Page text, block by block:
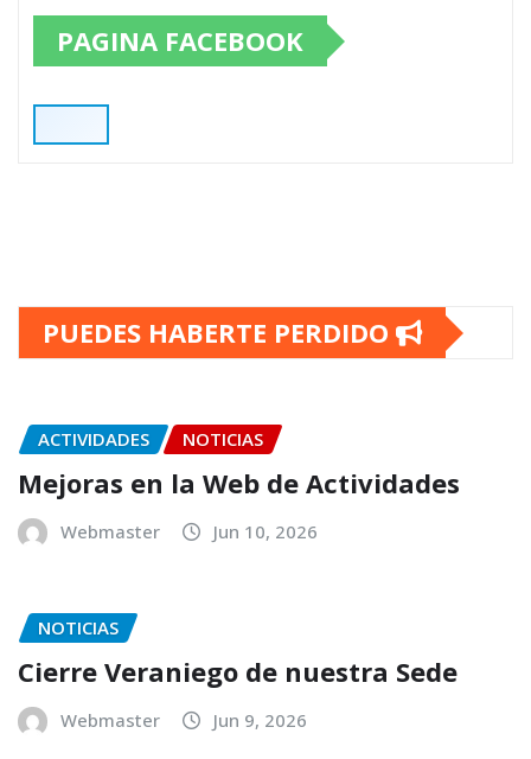
PAGINA FACEBOOK
PUEDES HABERTE PERDIDO
ACTIVIDADES NOTICIAS
Mejoras en la Web de Actividades
Webmaster Jun 10, 2026
NOTICIAS
Cierre Veraniego de nuestra Sede
Webmaster Jun 9, 2026